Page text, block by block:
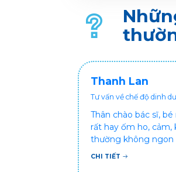
dành cho Khách
Đổi muỗng nhận quà
Thanh Lan
Tư vấn về chế độ dinh
Thân chào bác sĩ,
rất hay ốm ho, cảm,
thường không ngon
Vậy xin hỏi bác sĩ,
CHI TIẾT